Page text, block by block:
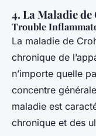
4. La Maladie
Trouble
La maladie de
chronique de
n’importe quelle
concentre
maladie est
chronique et des